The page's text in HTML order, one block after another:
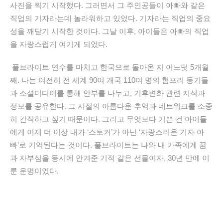
사진을 찍기 시작했다. 그러면서 그 주인공들이 아빠와 같은
직업의 기자라는데 놀라워하고 있었다. 기자라는 직업의 중요
성을 깨닫기 시작한 것이다. 그날 이후, 아이들은 아빠의 직업
을 자랑스럽게 여기게 되었다.
풀브라이트 연수를 마치고 한국으로 돌아온 지 어느덧 5개월
째. 나는 여전히 전 세계 90여 개국 110여 명의 험프리 동기들
과 소셜미디어를 통해 안부를 나누고, 기후변화 관련 지식과
정보를 공유한다. 그 시절의 아름다운 추억과 네트워크를 소중
히 간직하고 싶기 때문이다. 그리고 무엇보다 기쁜 건 아이들
에게 이제 더 이상 내가 ‘스토커’가 아닌 ‘자랑스러운 기자 아
빠’로 기억된다는 것이다. 풀브라이트는 나와 내 가족에게 꿈
과 자부심을 동시에 안겨준 기적 같은 선물이자, 30년 만에 이
룬 운명이었다.